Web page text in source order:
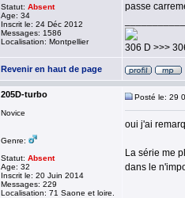
Statut: Absent
Age: 34
Inscrit le: 24 Déc 2012
Messages: 1586
Localisation: Montpellier
passe
306 D >>>
Revenir en haut de page
205D-turbo
Novice
Genre:
Statut: Absent
Age: 32
Inscrit le: 20 Juin 2014
Messages: 229
Localisation: 71 Saone et loire.
Posté le: 29
oui j'ai
La série me
dans le